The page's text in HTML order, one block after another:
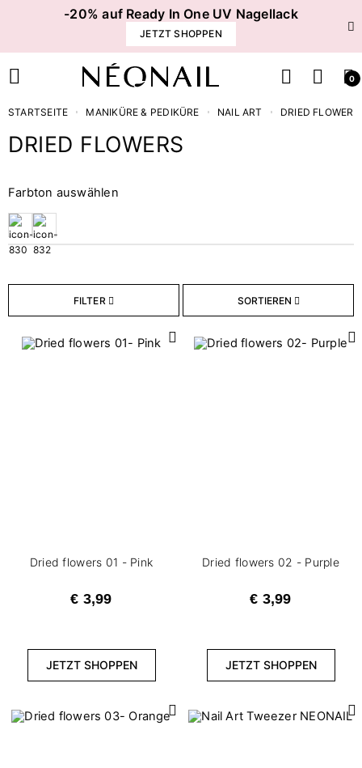
-20% auf Ready In One UV Nagellack
JETZT SHOPPEN
0
€
STARTSEITE MANIKÜRE & PEDIKÜRE NAIL ART DRIED FLOWERS
DRIED FLOWERS
Farbton auswählen
FILTER SORTIEREN
Dried flowers 01 - Pink
€ 3,99
JETZT SHOPPEN
Dried flowers 02 - Purple
€ 3,99
JETZT SHOPPEN